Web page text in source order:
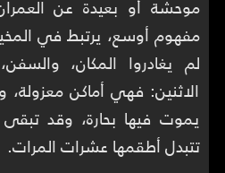
موحشة أو بعيدة عن
مفهوم أوسع، يرتبط في
لم يغادروا المكان،
الاثنين: فهي أماكن
يموت فيها بحارة، وقد
تتبدل أطقمها عشرات المرات.